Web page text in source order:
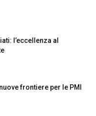
l’eccellenza al
frontiere per le PMI